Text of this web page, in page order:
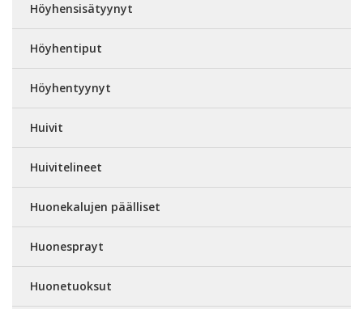
Höyhensisätyynyt
Höyhentiput
Höyhentyynyt
Huivit
Huivitelineet
Huonekalujen päälliset
Huonesprayt
Huonetuoksut